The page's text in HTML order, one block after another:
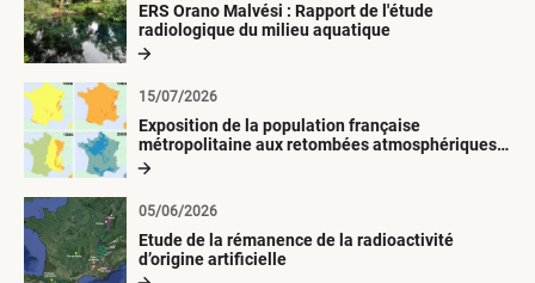
ERS Orano Malvési : Rapport de l'étude
radiologique du milieu aquatique
Exposition de la population française
métropolitaine aux retombées atmosphériques
radioactives depuis 1945
15/07/2026
Etude de la rémanence de la radioactivité
d’origine artificielle
05/06/2026